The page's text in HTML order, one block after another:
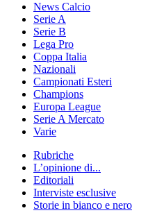
News Calcio
Serie A
Serie B
Lega Pro
Coppa Italia
Nazionali
Campionati Esteri
Champions
Europa League
Serie A Mercato
Varie
Rubriche
L’opinione di...
Editoriali
Interviste esclusive
Storie in bianco e nero